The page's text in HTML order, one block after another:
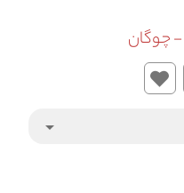
arrow_drop_down